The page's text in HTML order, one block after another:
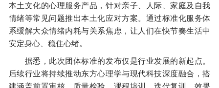
本土文化的心理服务产品，针对亲子、人际、家庭及自我
情绪等常见问题推出本土化应对方案。通过标准化服务体
系缓解大众情绪内耗与关系焦虑，让人们在快节奏生活中
安定身心、稳住心绪。
据悉，此次团体标准的发布仅是行业发展的新起点。
后续行业将持续推动东方心理学与现代科技深度融合，搭
建涵盖前置审核、质量检验、课程培训、迭代复训、效果